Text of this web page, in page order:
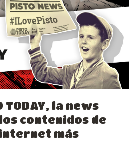
TODAY, la news
contenidos de
más